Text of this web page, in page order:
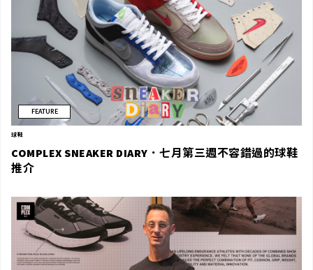
FEATURE
球鞋
COMPLEX SNEAKER DIARY．七月第三週不容錯過的球鞋
推介